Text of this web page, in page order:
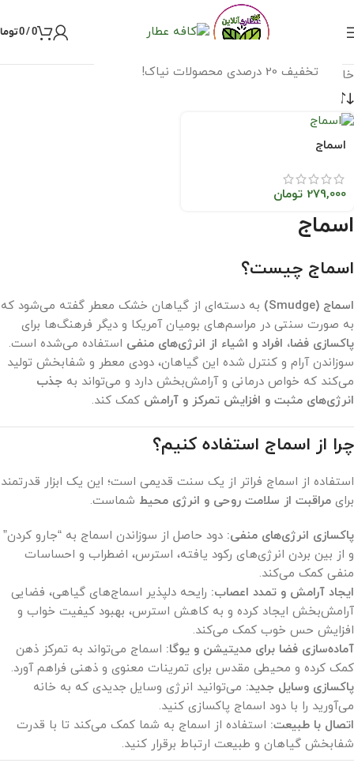
تخفیف 20 درصدی محصولات نیاک!
0
/
0
خانه اسماج
اسماج
279,000 تومان
اسماج
اسماج چیست؟
اسماج (Smudge)
به دسته‌ای از گیاهان خشک معطر گفته می‌شود که
به صورت سنتی در مراسم‌های بومیان آمریکا و دیگر فرهنگ‌ها برای
پاکسازی فضا، افراد و اشیاء از انرژی‌های منفی استفاده می‌شده است.
سوزاندن آرام و کنترل شده این گیاهان، دودی معطر و شفابخش تولید
می‌کند که خواص درمانی و آرامش‌بخش دارد و می‌تواند به جذب
انرژی‌های مثبت و افزایش تمرکز و آرامش کمک کند.
چرا از اسماج استفاده کنیم؟
استفاده از اسماج فراتر از یک سنت قدیمی است؛ این یک ابزار قدرتمند
برای مراقبت از سلامت روحی و انرژی محیط شماست.
پاکسازی انرژی‌های منفی: دود حاصل از سوزاندن اسماج به “جارو کردن”
و از بین بردن انرژی‌های رکود یافته، استرس، اضطراب و احساسات
منفی کمک می‌کند.
ایجاد آرامش و تمدد اعصاب: رایحه دلپذیر اسماج‌های گیاهی، فضایی
آرامش‌بخش ایجاد کرده و به کاهش استرس، بهبود کیفیت خواب و
افزایش حس خوب کمک می‌کند.
آماده‌سازی فضا برای مدیتیشن و یوگا: اسماج می‌تواند به تمرکز ذهن
کمک کرده و محیطی مقدس برای تمرینات معنوی و ذهنی فراهم آورد.
پاکسازی وسایل جدید: می‌توانید انرژی وسایل جدیدی که به خانه
می‌آورید را با دود اسماج پاکسازی کنید.
اتصال با طبیعت: استفاده از اسماج به شما کمک می‌کند تا با قدرت
شفابخش گیاهان و طبیعت ارتباط برقرار کنید.